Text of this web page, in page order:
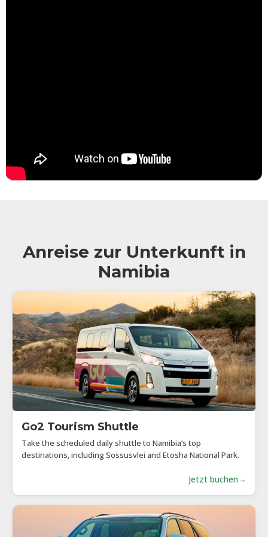
Anreise zur Unterkunft in
Namibia
Go2 Tourism Shuttle
Take the scheduled daily shuttle to Namibia’s top
destinations, including Sossusvlei and Etosha National Park.
Jetzt buchen→